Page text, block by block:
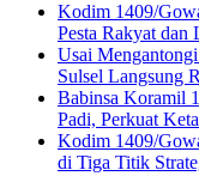
Kodim 1409/
Pesta Rakyat dan
Usai
Sulsel Langsung
Babinsa Koramil
Padi, Perkuat
Kodim 1409/
di Tiga Titik